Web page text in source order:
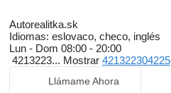
Autorealitka.sk
Idiomas: eslovaco, checo, inglés
Lun - Dom 08:00 - 20:00
4213223... Mostrar 421322304225
Llámame Ahora